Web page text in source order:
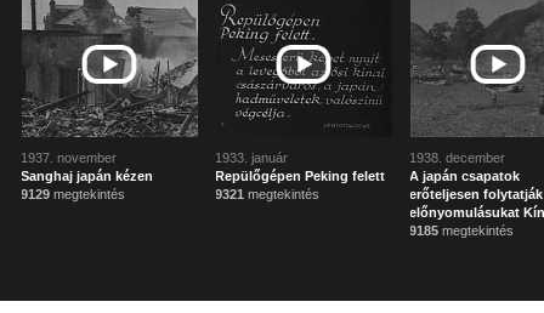
1937. november
Sanghaj japán kézen
9129 megtekintés
1933. január
Repülőgépen Peking felett
9321 megtekintés
1938. december
A japán csapatok
erőteljesen folytatják
előnyomulásukat
9185 megtekintés